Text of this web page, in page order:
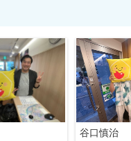
谷口慎治